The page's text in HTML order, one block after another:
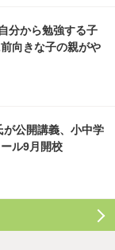
分から勉強する子
向きな子の親がや
が公開講義、小中学
ル9月開校